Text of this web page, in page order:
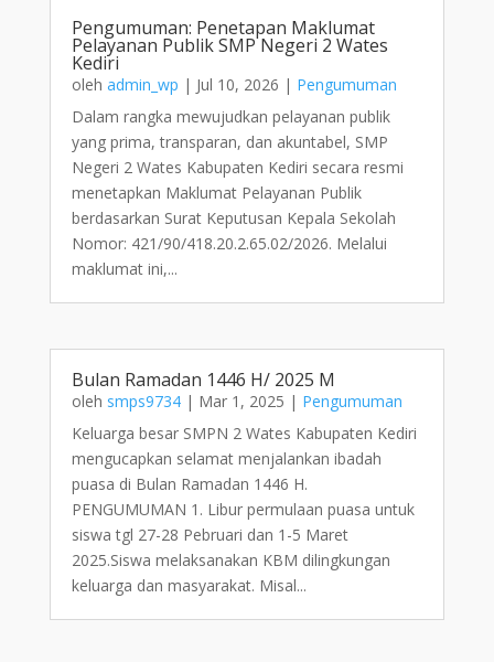
Pengumuman: Penetapan Maklumat
Pelayanan Publik SMP Negeri 2 Wates
Kediri
oleh admin_wp | Jul 10, 2026 | Pengumuman
Dalam rangka mewujudkan pelayanan publik
yang prima, transparan, dan akuntabel, SMP
Negeri 2 Wates Kabupaten Kediri secara resmi
menetapkan Maklumat Pelayanan Publik
berdasarkan Surat Keputusan Kepala Sekolah
Nomor: 421/90/418.20.2.65.02/2026. Melalui
maklumat ini,...
Bulan Ramadan 1446 H/ 2025 M
oleh smps9734| Mar 1, 2025 | Pengumuman
Keluarga besar SMPN 2 Wates Kabupaten Kediri
mengucapkan selamat menjalankan ibadah
puasa di Bulan Ramadan 1446 H.
PENGUMUMAN 1. Libur permulaan puasa untuk
siswa tgl 27-28 Pebruari dan 1-5 Maret
2025.Siswa melaksanakan KBM dilingkungan
keluarga dan masyarakat. Misal...